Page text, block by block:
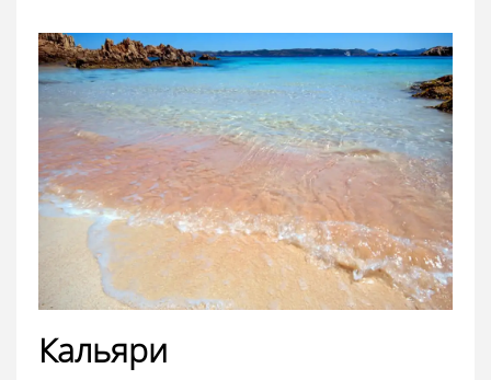
Кальяри